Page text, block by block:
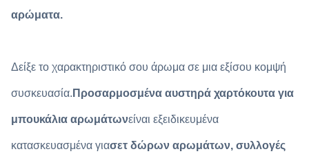
αρώματα.
Δείξε το χαρακτηριστικό σου άρωμα σε μια εξίσου κομψή
συσκευασία. Προσαρμοσμένα αυστηρά χαρτόκουτα για
μπουκάλια αρωμάτωνείναι εξειδικευμένα
κατασκευασμένα γιασετ δώρων αρωμάτων, συλλογές